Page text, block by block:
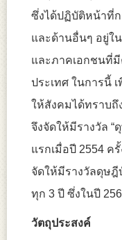
ซึ่งได้ปฏิบัติหน้าที่ก
และด้านอื่นๆ อยู่ใ
และภาคเอกชนที่
ประเทศ ในการนี้
ให้สังคมได้ทราบถึ
จึงจัดให้มีรางวัล
แรกเมื่อปี 2554 ค
จัดให้มีรางวัลดุษ
ทุก 3 ปี ซึ่งในปี
วัตถุประสงค์